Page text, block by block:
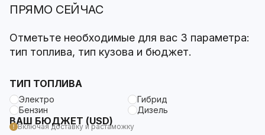
ПРЯМО СЕЙЧАС
Отметьте необходимые для вас 3 параметра:
тип топлива, тип кузова и бюджет.
ТИП ТОПЛИВА
Электро
Гибрид
Бензин
Дизель
ВАШ БЮДЖЕТ (USD)
Включая доставку и растаможку